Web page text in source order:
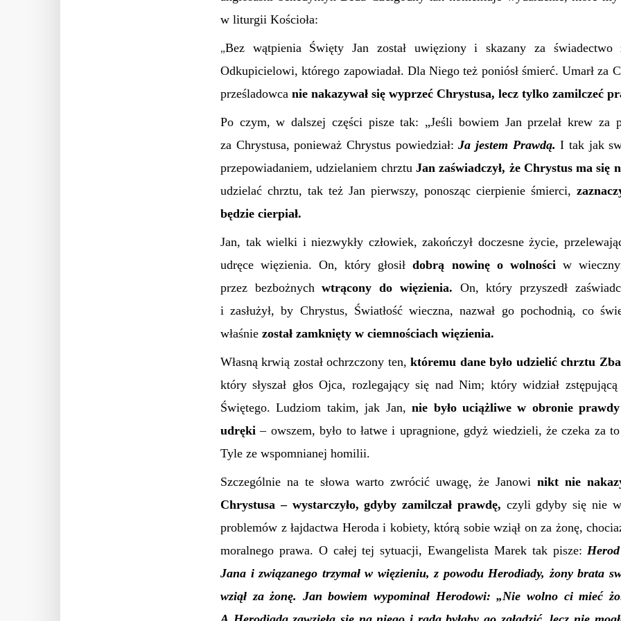
w liturgii Kościoła:
„Bez wątpienia Święty Jan został uwięziony i skazany za świadectwo
Odkupicielowi, którego zapowiadał. Dla Niego też poniósł śmierć. Umarł za
prześladowca nie nakazywał się wyprzeć Chrystusa, lecz tylko zamilczeć
Po czym, w dalszej części pisze tak: „Jeśli bowiem Jan przelał krew za
za Chrystusa, ponieważ Chrystus powiedział:Ja jestem Prawdą.I tak jak
przepowiadaniem, udzielaniem chrztu Jan zaświadczył, że Chrystus ma się
udzielać chrztu, tak też Jan pierwszy, ponosząc cierpienie śmierci,
będzie cierpiał.
Jan, tak wielki i niezwykły człowiek, zakończył doczesne życie,
udręce więzienia. On, który głosiłdobrą nowinę o wolności w
przez bezbożnychwtrącony do więzienia. On, który przyszedł
i zasłużył, by Chrystus, Światłość wieczna, nazwał go pochodnią, co
właśnie został zamknięty w ciemnościach więzienia.
Własną krwią został ochrzczony ten,któremu dane było udzielić chrztu
który słyszał głos Ojca, rozlegający się nad Nim; który widział zstępującą
Świętego. Ludziom takim, jak Jan,nie było uciążliwe w obronie prawdy
udręki – owszem, było to łatwe i upragnione, gdyż wiedzieli, że czeka za
Tyle ze wspomnianej homilii.
Szczególnie na te słowa warto zwrócić uwagę, że Janowi nikt nie
Chrystusa – wystarczyło, gdyby zamilczał prawdę, czyli gdyby się nie
problemów z łajdactwa Heroda i kobiety, którą sobie wziął on za żonę,
moralnego prawa. O całej tej sytuacji, Ewangelista Marek tak pisze:
Jana i związanego trzymał w więzieniu, z powodu Herodiady, żony brata
wziął za żonę. Jan bowiem wypominał Herodowi: „Nie wolno ci mieć